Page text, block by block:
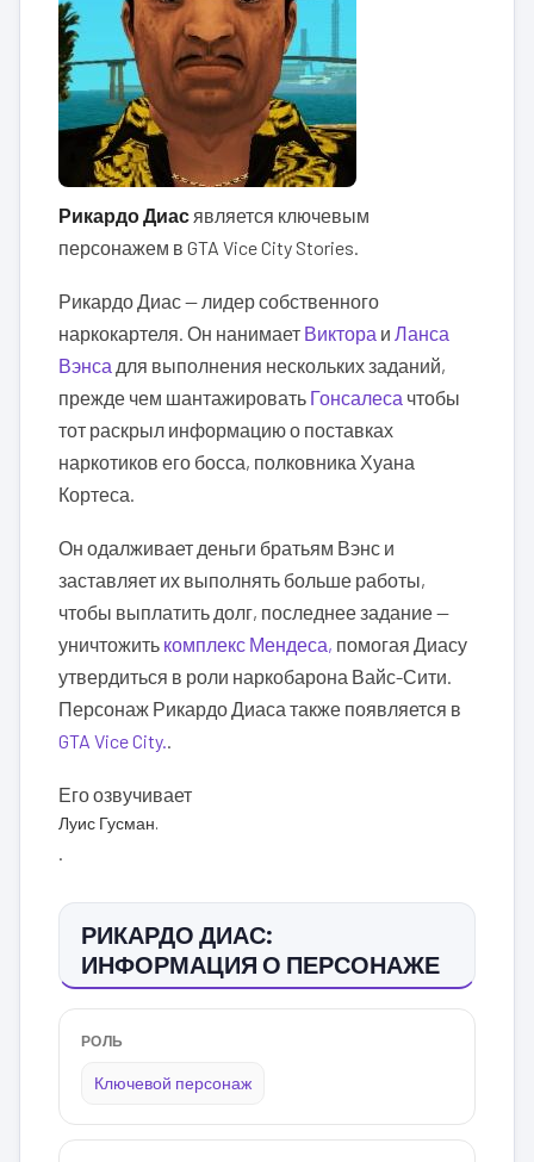
Рикардо Диас является ключевым
персонажем в GTA Vice City Stories.
Рикардо Диас — лидер собственного
наркокартеля. Он нанимает Виктора и Ланса
Вэнса для выполнения нескольких заданий,
прежде чем шантажировать Гонсалеса чтобы
тот раскрыл информацию о поставках
наркотиков его босса, полковника Хуана
Кортеса.
Он одалживает деньги братьям Вэнс и
заставляет их выполнять больше работы,
чтобы выплатить долг, последнее задание —
уничтожить комплекс Мендеса, помогая Диасу
утвердиться в роли наркобарона Вайс-Сити.
Персонаж Рикардо Диаса также появляется в
GTA Vice City..
Его озвучивает
Луис Гусман.
.
РИКАРДО ДИАС:
ИНФОРМАЦИЯ О ПЕРСОНАЖЕ
РОЛЬ
Ключевой персонаж